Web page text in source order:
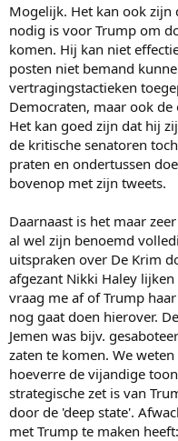
Mogelijk. Het kan ook
nodig is voor Trump om
komen. Hij kan niet
posten niet bemand
vertragingstactieken
Democraten, maar ook
Het kan goed zijn dat hij
de kritische senatoren
praten en ondertussen
bovenop met zijn tweets.
Daarnaast is het maar
al wel zijn benoemd
uitspraken over De Krim
afgezant Nikki Haley
vraag me af of Trump
nog gaat doen hierover.
Jemen was bijv.
zaten te komen. We
hoeverre de vijandige
strategische zet is van
door de 'deep state'.
met Trump te maken